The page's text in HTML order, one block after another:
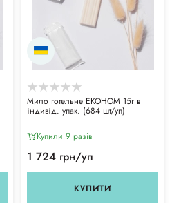
Мило готельне ЕКОНОМ 15г в
індивід. упак. (684 шт/уп)
Купили 9 разiв
1 724 грн/уп
КУПИТИ